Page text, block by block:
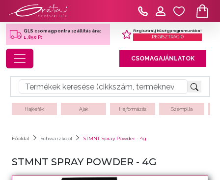
GLS csomagpontra szállítás ára:
1,850 Ft
Regisztrálj hűségprogramunkba!
REGISZTRÁCIÓ
Toggle navigation CSOMAGAJÁNLATOK
Hajkefék Ajak Hajformázás Szempilla
Főoldal Schwarzkopf STMNT Spray Powder - 4g
STMNT SPRAY POWDER - 4G